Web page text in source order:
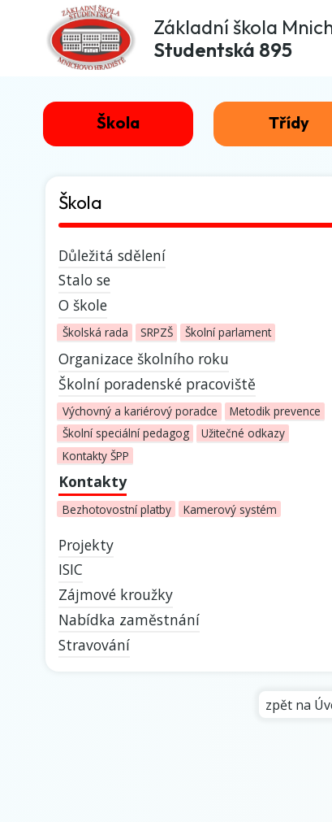
Základní škola
Studentská 895
Škola Třídy
Škola
Důležitá sdělení
Stalo se
O škole
Školská rada SRPZŠ Školní parlament
Organizace školního roku
Školní poradenské pracoviště
Výchovný a kariérový poradce
Metodik prevence
Školní speciální pedagog
Užitečné odkazy
Kontakty ŠPP
Kontakty
Bezhotovostní platby Kamerový systém
Projekty
ISIC
Zájmové kroužky
Nabídka zaměstnání
Stravování
zpět na